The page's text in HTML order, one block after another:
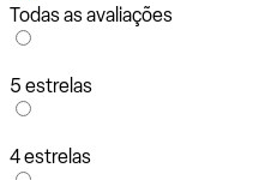
Todas as avaliações
5 estrelas
4 estrelas